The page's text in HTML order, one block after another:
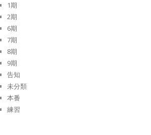
1期
2期
6期
7期
8期
9期
告知
未分類
本番
練習